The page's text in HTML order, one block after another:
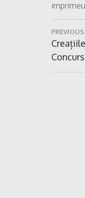
în
Previous
Post: